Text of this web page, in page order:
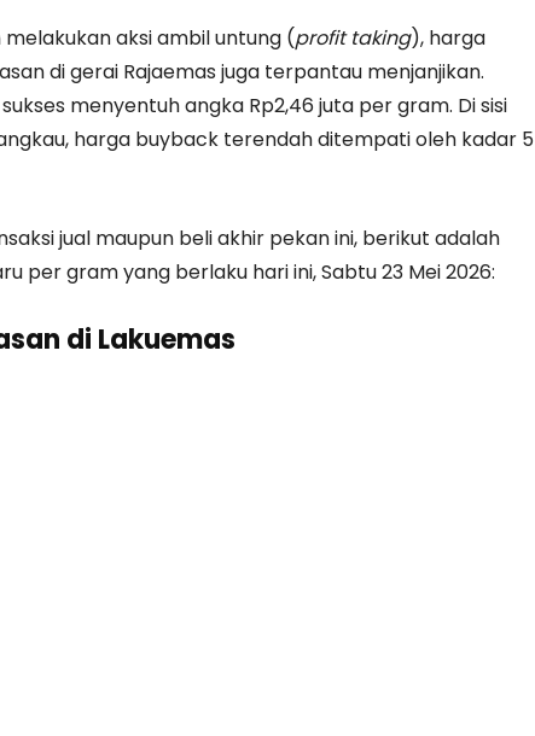
aksi ambil untung (profit taking), harga
di gerai Rajaemas juga terpantau menjanjikan.
menyentuh angka Rp2,46 juta per gram. Di sisi
harga buyback terendah ditempati oleh kadar 5
jual maupun beli akhir pekan ini, berikut adalah
per gram yang berlaku hari ini, Sabtu 23 Mei 2026:
di Lakuemas